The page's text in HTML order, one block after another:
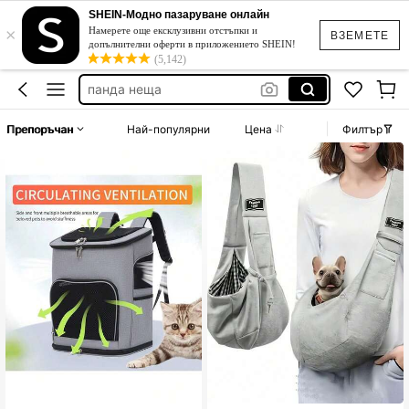
ВЗЕМЕТЕ
×
SHEIN-Модно пазаруване онлайн
Намерете още ексклузивни отстъпки и
допълнителни оферти в приложението SHEIN!
(5,142)
бял бански без презрамки
торбички за кучешки изпражнения
șezlong pentru câini
панда неща
торбички за кучешки изпражнения
Препоръчан Най-популярни Цена Филтър